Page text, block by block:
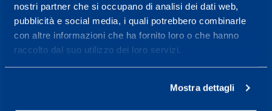
nostri partner che si occupano di analisi dei dati web,
pubblicità e social media, i quali potrebbero combinarle
con altre informazioni che ha fornito loro o che hanno
raccolto dal suo utilizzo dei loro servizi.
Mostra dettagli
Servizi
Servizi Medici
Test di valutazione